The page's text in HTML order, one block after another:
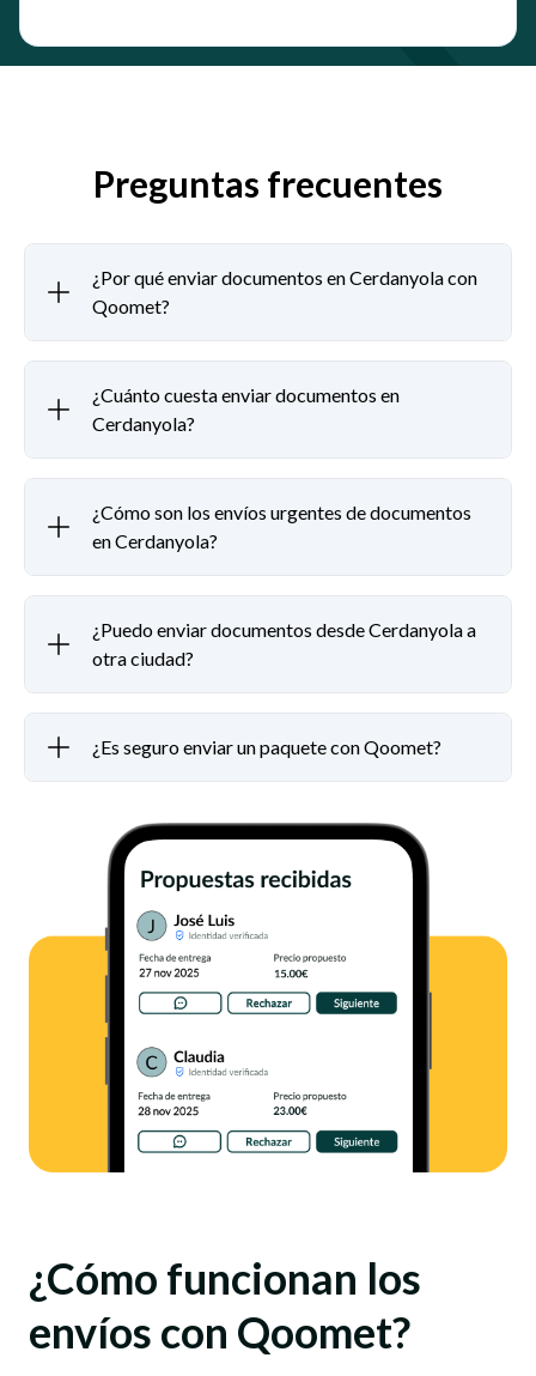
Preguntas frecuentes
¿Por qué enviar documentos en Cerdanyola con
Qoomet?
¿Cuánto cuesta enviar documentos en
Cerdanyola?
¿Cómo son los envíos urgentes de documentos
en Cerdanyola?
¿Puedo enviar documentos desde Cerdanyola a
otra ciudad?
¿Es seguro enviar un paquete con Qoomet?
¿Cómo funcionan los
envíos con Qoomet?